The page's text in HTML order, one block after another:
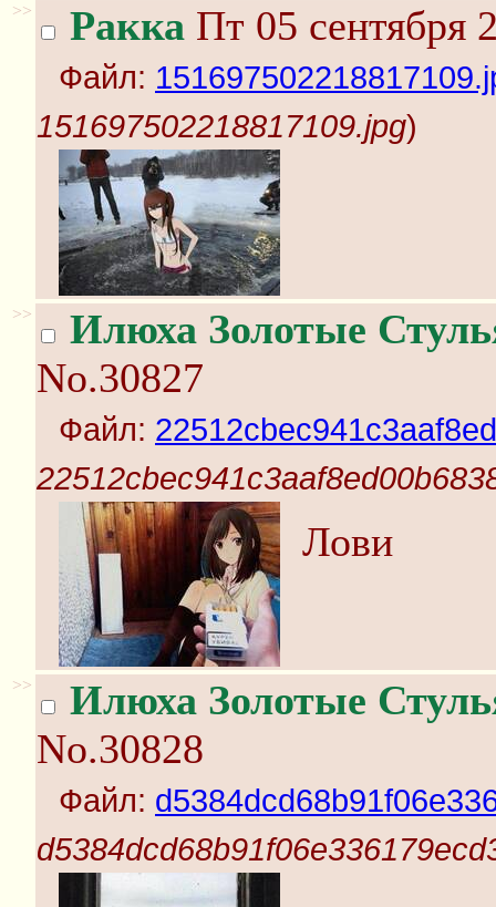
>> Ракка Пт 05 сентября
Файл:
151697502218817109.jpg)
>>
Илюха Золотые
No.30827
Файл:
Лови
>>
Илюха Золотые
No.30828
Файл: